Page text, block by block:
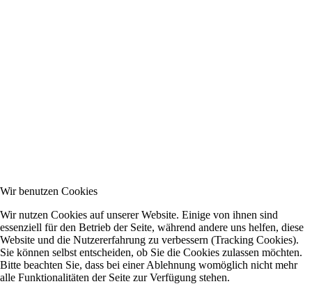
Wir benutzen Cookies
Wir nutzen Cookies auf unserer Website. Einige von ihnen sind
essenziell für den Betrieb der Seite, während andere uns helfen, diese
Website und die Nutzererfahrung zu verbessern (Tracking Cookies).
Sie können selbst entscheiden, ob Sie die Cookies zulassen möchten.
Bitte beachten Sie, dass bei einer Ablehnung womöglich nicht mehr
alle Funktionalitäten der Seite zur Verfügung stehen.